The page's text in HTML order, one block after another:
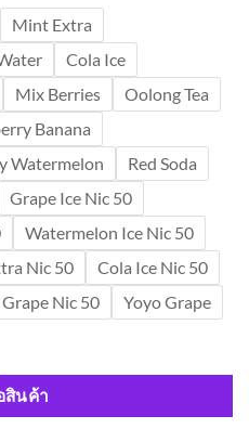
Mint Extra
Cola Ice
Mix Berries
Oolong Tea
Banana
Watermelon
Red Soda
Grape Ice Nic 50
Watermelon Ice Nic 50
Nic 50
Cola Ice Nic 50
Nic 50 Yoyo Grape
สินค้า